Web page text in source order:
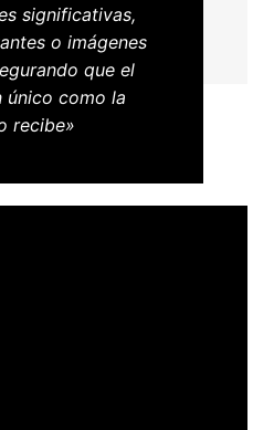
significativas,
o imágenes
que el
único como la
recibe»